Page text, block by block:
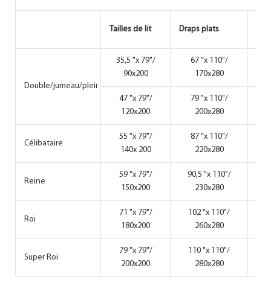
Tailles de lit Draps plats
Double/jumeau/plein
35,5 "x 79"/
90x200
67 "x 110"/
170x280
47 "x 79"/
120x200
79 "x 110"/
200x280
Célibataire
55 "x 79"/
140x 200
87 "x 110"/
220x280
Reine
59 "x 79"/
150x200
90,5 "x 110"/
230x280
Roi
71 "x 79"/
180x200
102 "x 110"/
260x280
Super Roi
79 "x 79"/
200x200
110 "x 110"/
280x280